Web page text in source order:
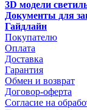
3D модели
Документы для
Гайдлайн
Покупателю
Оплата
Доставка
Гарантия
Обмен и возврат
Договор-оферта
Согласие на